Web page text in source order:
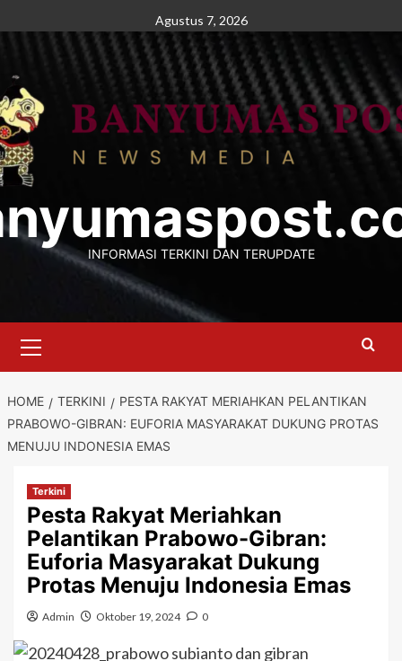
to
Agustus 7, 2026
INFORMASI TERKINI DAN TERUPDATE
Menu
HOME TERKINI
PESTA RAKYAT MERIAHKAN PELANTIKAN
PRABOWO-GIBRAN: EUFORIA MASYARAKAT DUKUNG PROTAS
MENUJU INDONESIA EMAS
Terkini
Pesta Rakyat Meriahkan
Pelantikan Prabowo-Gibran:
Euforia Masyarakat Dukung
Protas Menuju Indonesia Emas
Admin Oktober 19, 2024 0